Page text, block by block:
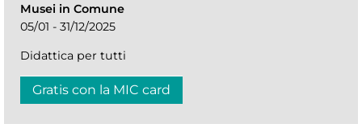
Musei in Comune
05/01 - 31/12/2025
Didattica per tutti
Gratis con la MIC card